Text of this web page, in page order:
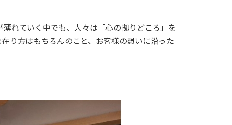
れていく中でも、人々は「心の拠りどころ」を
り方はもちろんのこと、お客様の想いに沿った